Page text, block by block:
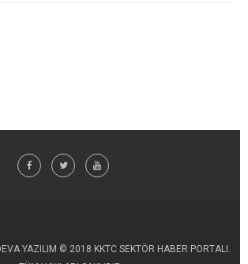
YAZILIM © 2018 KKTC SEKTÖR HABER PORTALI.